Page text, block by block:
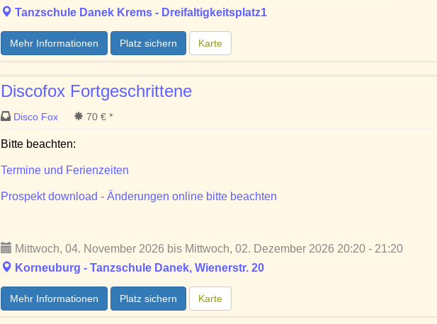
Tanzschule Danek Krems - Dreifaltigkeitsplatz1
Mehr Informationen Platz sichern Karte
Discofox Fortgeschrittene
Disco Fox 70 € *
Bitte beachten:
Termine und Ferienzeiten
Prospekt download - Änderungen online bitte beachten
Mittwoch, 04. November 2026 bis Mittwoch, 02. Dezember 2026 20:20 - 21:20
Korneuburg - Tanzschule Danek, Wienerstr. 20
Mehr Informationen Platz sichern Karte